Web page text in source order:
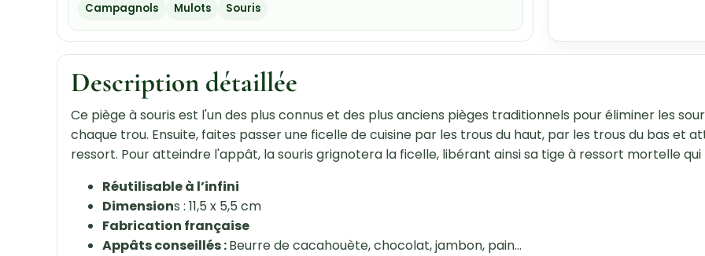
Campagnols Mulots Souris
Description détaillée
Ce piège à souris est l'un des plus connus et des plus anciens pièges traditionnels pour éliminer les
chaque trou. Ensuite, faites passer une ficelle de cuisine par les trous du haut, par les trous du bas
ressort. Pour atteindre l'appât, la souris grignotera la ficelle, libérant ainsi sa tige à ressort mortelle
Réutilisable à l’infini
Dimensions : 11,5 x 5,5 cm
Fabrication française
Appâts conseillés :Beurre de cacahouète, chocolat, jambon, pain...